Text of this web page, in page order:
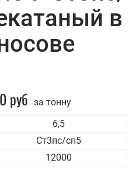
в
руб за тонну
6,5
Ст3пс/сп5
12000